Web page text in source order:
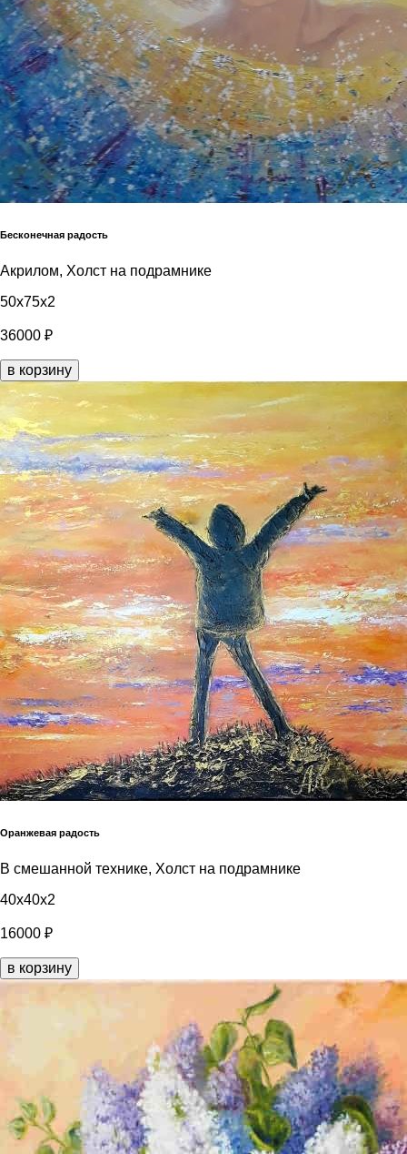
Бесконечная радость
Акрилом, Холст на подрамнике
50x75x2
36000 ₽
в корзину
Оранжевая радость
В смешанной технике, Холст на подрамнике
40x40x2
16000 ₽
в корзину